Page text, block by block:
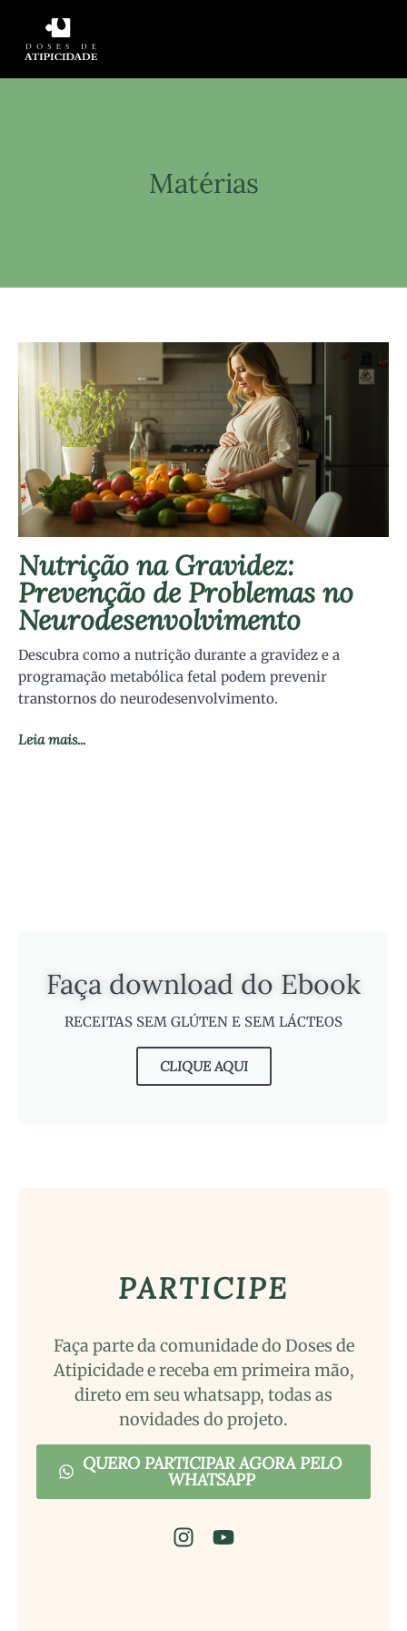
Matérias
Nutrição na Gravidez:
Prevenção de Problemas no
Neurodesenvolvimento
Descubra como a nutrição durante a gravidez e a
programação metabólica fetal podem prevenir
transtornos do neurodesenvolvimento.
Leia mais...
Faça download do Ebook
RECEITAS SEM GLÚTEN E SEM LÁCTEOS
CLIQUE AQUI
PARTICIPE
Faça parte da comunidade do Doses de
Atipicidade e receba em primeira mão,
direto em seu whatsapp, todas as
novidades do projeto.
QUERO PARTICIPAR AGORA PELO
WHATSAPP